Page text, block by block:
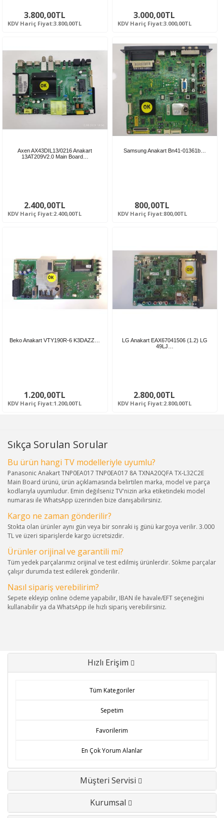
3.800,00TL
KDV Hariç Fiyat:3.800,00TL
3.000,00TL
KDV Hariç Fiyat:3.000,00TL
Axen AX43DIL13/0216 Anakart
13AT209V2.0 Main Board…
2.400,00TL
KDV Hariç Fiyat:2.400,00TL
Samsung Anakart Bn41-01361b…
800,00TL
KDV Hariç Fiyat:800,00TL
Beko Anakart VTY190R-6 K3DAZZ…
1.200,00TL
KDV Hariç Fiyat:1.200,00TL
LG Anakart EAX67041506 (1.2) LG
49LJ…
2.800,00TL
KDV Hariç Fiyat:2.800,00TL
Sıkça Sorulan Sorular
Bu ürün hangi TV modelleriyle uyumlu?
Panasonic Anakart TNP0EA017 TNP0EA017 8A TXNA20QFA TX-L32C2E
Main Board ürünü, ürün açıklamasında belirtilen marka, model ve parça
kodlarıyla uyumludur. Emin değilseniz TV'nizin arka etiketindeki model
numarası ile WhatsApp üzerinden bize danışabilirsiniz.
Kargo ne zaman gönderilir?
Stokta olan ürünler aynı gün veya bir sonraki iş günü kargoya verilir. 3.000
TL ve üzeri siparişlerde kargo ücretsizdir.
Ürünler orijinal ve garantili mi?
Tüm yedek parçalarımız orijinal ve test edilmiş ürünlerdir. Sökme parçalar
çalışır durumda test edilerek gönderilir.
Nasıl sipariş verebilirim?
Sepete ekleyip online ödeme yapabilir, IBAN ile havale/EFT seçeneğini
kullanabilir ya da WhatsApp ile hızlı sipariş verebilirsiniz.
Hızlı Erişim
Tüm Kategoriler
Sepetim
Favorilerim
En Çok Yorum Alanlar
Müşteri Servisi
Kurumsal